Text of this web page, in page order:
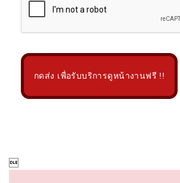
กดส่ง เพื่อรับบริการดูหน้างานฟรี !!
